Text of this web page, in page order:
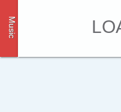
Music